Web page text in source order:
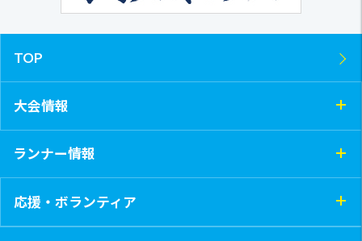
TOP
大会情報
ランナー情報
応援・ボランティア